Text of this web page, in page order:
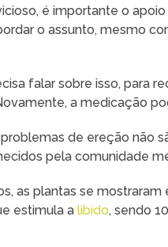
é importante o
o assunto, mesmo
falar sobre isso, para
a medicação
de ereção não
pela comunidade
as plantas se mostraram
estimula a libido, sendo